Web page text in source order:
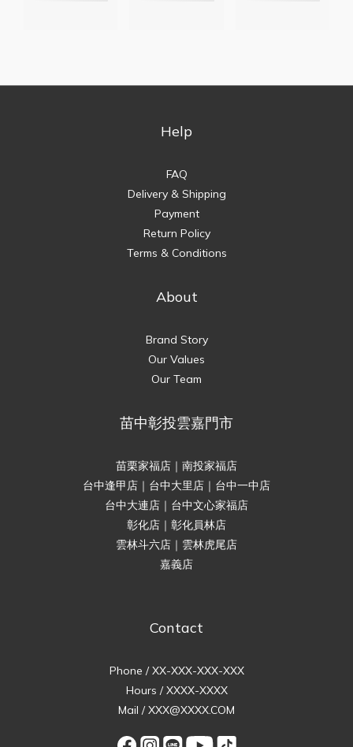
Help
FAQ
Delivery & Shipping
Payment
Return Policy
Terms & Conditions
About
Brand Story
Our Values
Our Team
苗中彰投雲嘉門市
苗栗家福店｜南投家福店
台中逢甲店｜台中大里店｜台中一中店
台中大連店｜台中文心家福店
彰化店｜彰化員林店
雲林斗六店｜雲林虎尾店
嘉義店
Contact
Phone / XX-XXX-XXX-XXX
Hours / XXXX-XXXX
Mail / XXX@XXXX.COM